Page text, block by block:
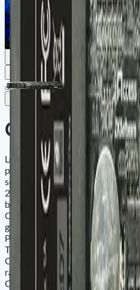
Catégories
Identité Intelligente & Contrôle
Panneau de Contrôle d'Accès
C3-200
C3-200
Le ZKTeco C3-200 est un
porte IP avancé conçu pour
sécurisée et efficace. Les
200 incluent : - Prise en charge
badges, offrant une évolutivité
Capacité de stockage jusqu'à
garantissant un suivi et un audit
Plusieurs options de
TCP/IP et RS-485, permettant
Capacité de stockage de cartes
rationalisée. contrôle d'accès et
Capacité élevée de stockage